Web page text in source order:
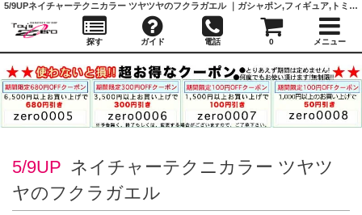
5/9UP ネイチャーテクニカラー ツヤツ
ヤのフクラガエル
5/9UPネイチャーテクニカラー ツヤツヤのフクラガエル ｜ガシャポン,フィギュア,トミカ,食玩,販売,通販,大阪,日本橋, 『Toy's Zero』 トイズゼロ
探す ガイド 電話 0 メニュー